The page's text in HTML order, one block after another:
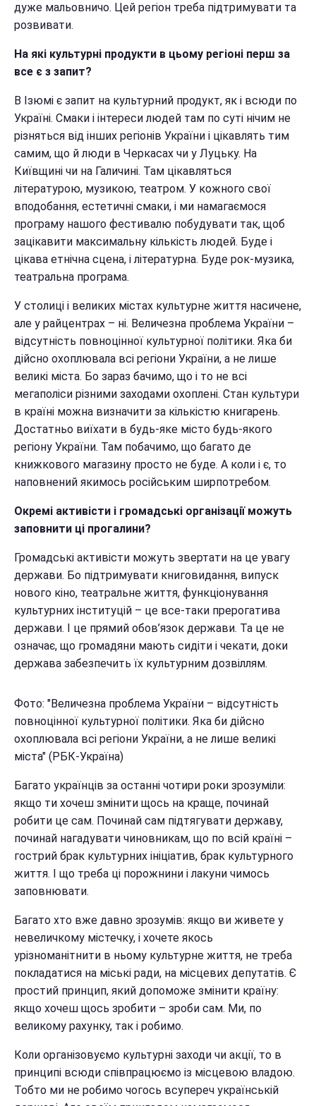
дуже мальовничо. Цей регіон треба підтримувати та
розвивати.
На які культурні продукти в цьому регіоні перш за
все є з запит?
В Ізюмі є запит на культурний продукт, як і всюди по
Україні. Смаки і інтереси людей там по суті нічим не
різняться від інших регіонів України і цікавлять тим
самим, що й люди в Черкасах чи у Луцьку. На
Київщині чи на Галичині. Там цікавляться
літературою, музикою, театром. У кожного свої
вподобання, естетичні смаки, і ми намагаємося
програму нашого фестивалю побудувати так, щоб
зацікавити максимальну кількість людей. Буде і
цікава етнічна сцена, і літературна. Буде рок-музика,
театральна програма.
У столиці і великих містах культурне життя насичене,
але у райцентрах – ні. Величезна проблема України –
відсутність повноцінної культурної політики. Яка би
дійсно охоплювала всі регіони України, а не лише
великі міста. Бо зараз бачимо, що і то не всі
мегаполіси різними заходами охоплені. Стан культури
в країні можна визначити за кількістю книгарень.
Достатньо виїхати в будь-яке місто будь-якого
регіону України. Там побачимо, що багато де
книжкового магазину просто не буде. А коли і є, то
наповнений якимось російським ширпотребом.
Окремі активісти і громадські організації можуть
заповнити ці прогалини?
Громадські активісти можуть звертати на це увагу
держави. Бо підтримувати книговидання, випуск
нового кіно, театральне життя, функціонування
культурних інституцій – це все-таки прерогатива
держави. І це прямий обов’язок держави. Та це не
означає, що громадяни мають сидіти і чекати, доки
держава забезпечить їх культурним дозвіллям.
Фото: "Величезна проблема України – відсутність
повноцінної культурної політики. Яка би дійсно
охоплювала всі регіони України, а не лише великі
міста" (РБК-Україна)
Багато українців за останні чотири роки зрозуміли:
якщо ти хочеш змінити щось на краще, починай
робити це сам. Починай сам підтягувати державу,
починай нагадувати чиновникам, що по всій країні –
гострий брак культурних ініціатив, брак культурного
життя. І що треба ці порожнини і лакуни чимось
заповнювати.
Багато хто вже давно зрозумів: якщо ви живете у
невеличкому містечку, і хочете якось
урізноманітнити в ньому культурне життя, не треба
покладатися на міські ради, на місцевих депутатів. Є
простий принцип, який допоможе змінити країну:
якщо хочеш щось зробити – зроби сам. Ми, по
великому рахунку, так і робимо.
Коли організовуємо культурні заходи чи акції, то в
принципі всюди співпрацюємо із місцевою владою.
Тобто ми не робимо чогось всупереч українській